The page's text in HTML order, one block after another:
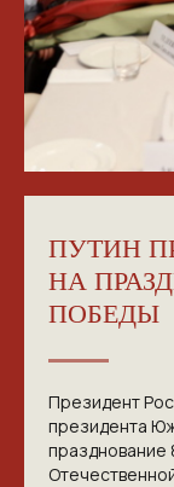
ПУТИН
НА
ПОБЕДЫ
Президент
президента
празднование